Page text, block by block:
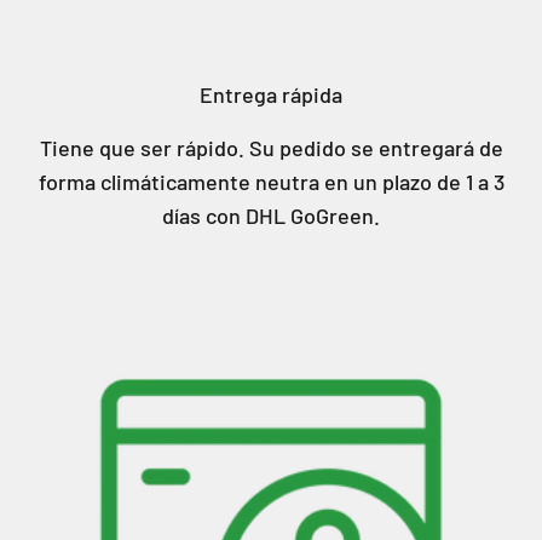
Entrega rápida
Tiene que ser rápido. Su pedido se entregará de
forma climáticamente neutra en un plazo de 1 a 3
días con DHL GoGreen.